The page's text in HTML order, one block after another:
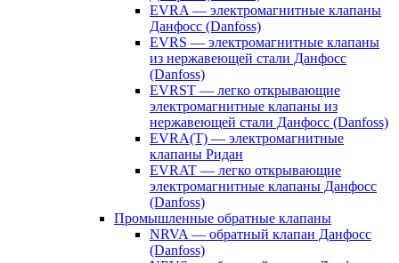
EVRA — электромагнитные клапаны
Данфосс (Danfoss)
EVRS — электромагнитные клапаны
из нержавеющей стали Данфосс
(Danfoss)
EVRST — легко открывающие
электромагнитные клапаны из
нержавеющей стали Данфосс (Danfoss)
EVRA(T) — электромагнитные
клапаны Ридан
EVRAT — легко открывающие
электромагнитные клапаны Данфосс
(Danfoss)
Промышленные обратные клапаны
NRVA — обратный клапан Данфосс
(Danfoss)